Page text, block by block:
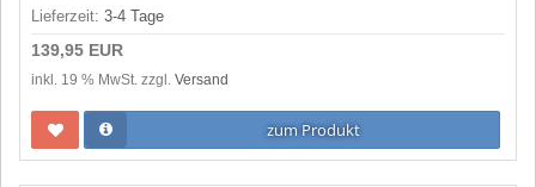
Lieferzeit: 3-4 Tage
139,95 EUR
inkl. 19 % MwSt. zzgl. Versand
zum Produkt